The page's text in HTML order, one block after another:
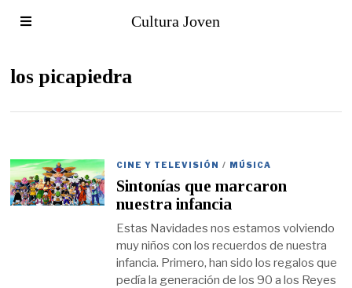
Cultura Joven
los picapiedra
CINE Y TELEVISIÓN / MÚSICA
Sintonías que marcaron
nuestra infancia
Estas Navidades nos estamos volviendo
muy niños con los recuerdos de nuestra
infancia. Primero, han sido los regalos que
pedía la generación de los 90 a los Reyes